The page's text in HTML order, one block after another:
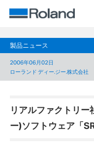
製品ニュース
2006年06月02日
ローランド ディー.ジー.株式会社
リアルファクトリ
ー)ソフトウェア「